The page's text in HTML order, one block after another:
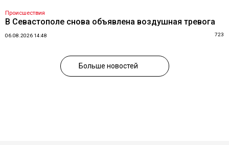
Происшествия
В Севастополе снова объявлена воздушная тревога
06.08.2026 14:48 723
Больше новостей